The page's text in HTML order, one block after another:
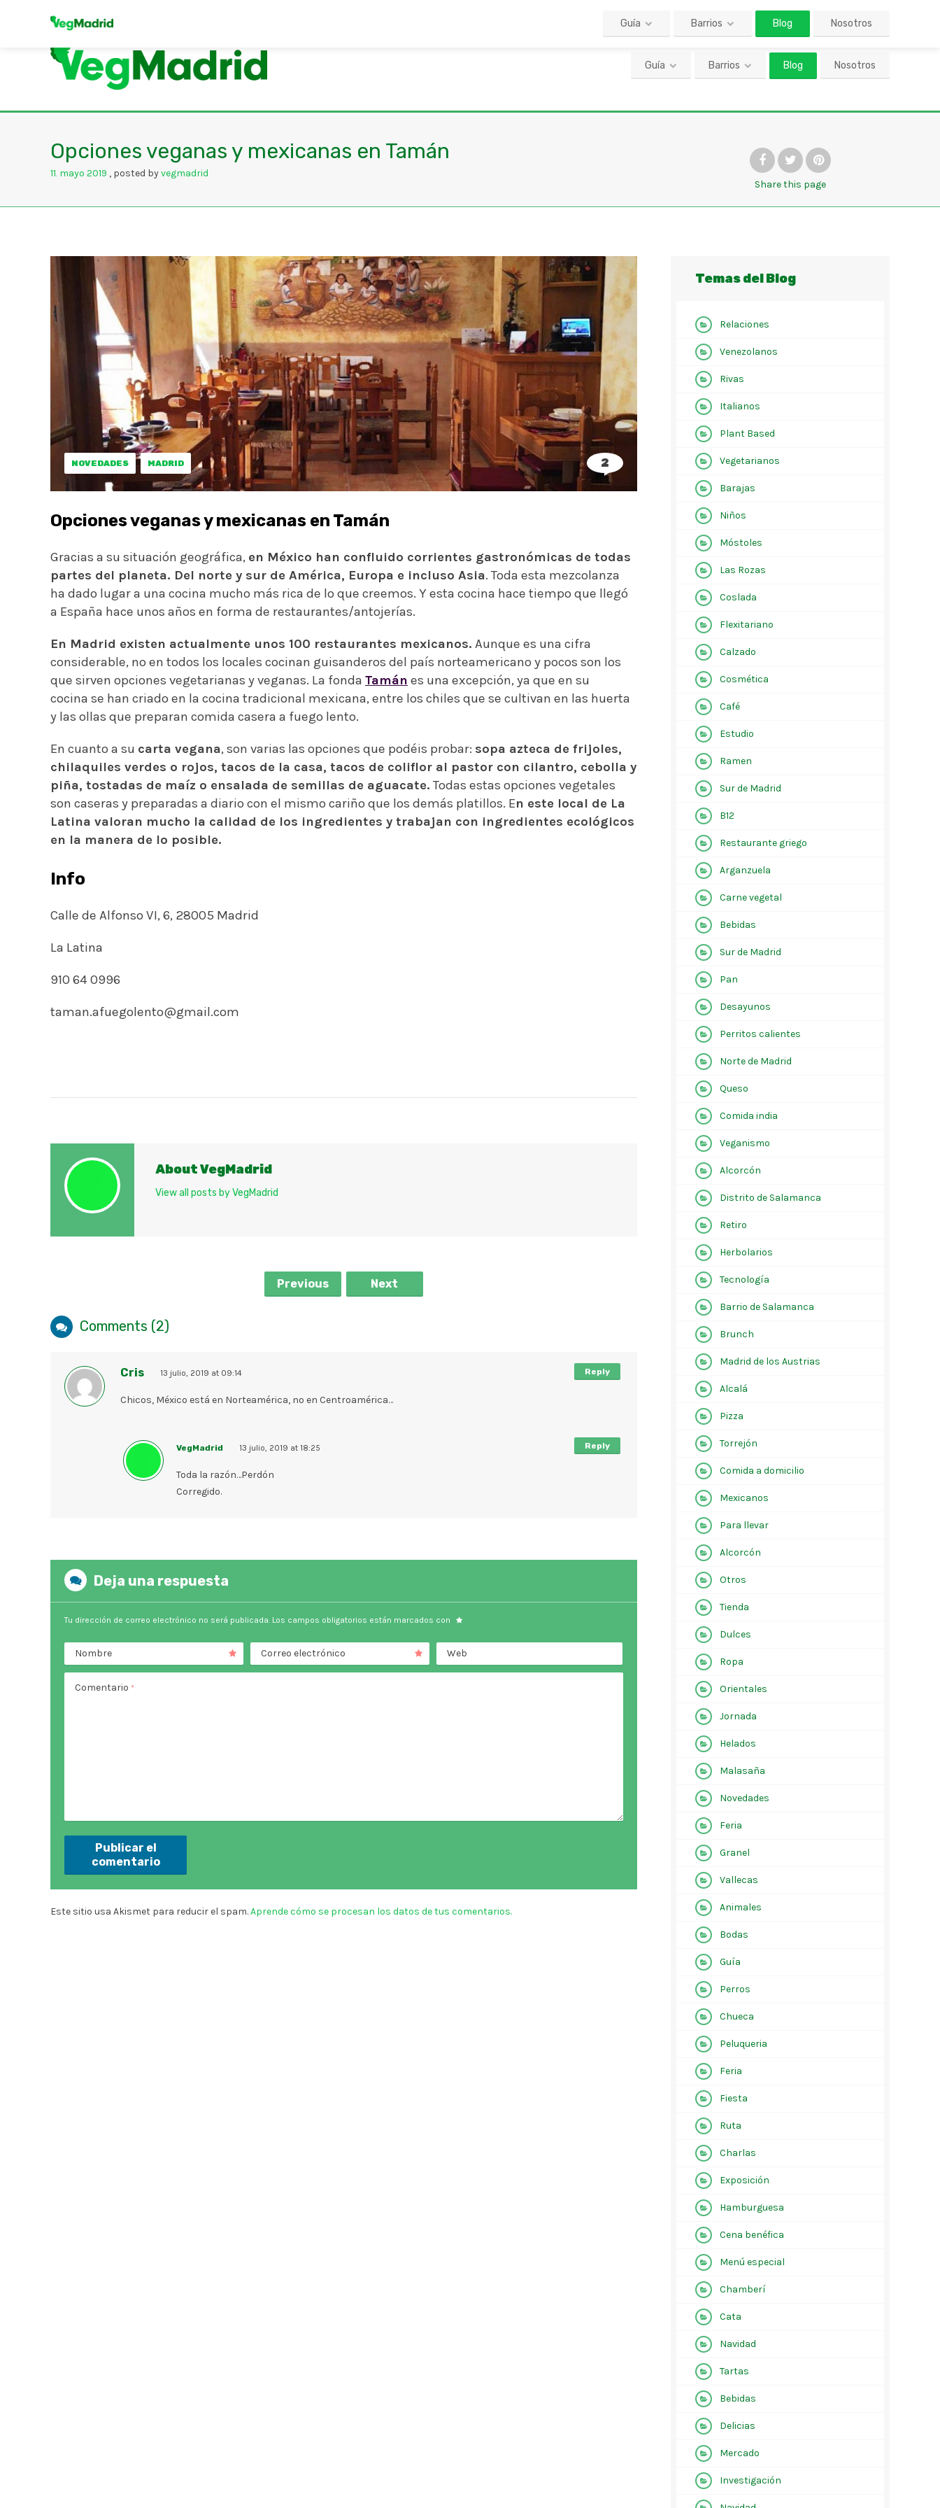
Guía Barrios Blog Nosotros
Opciones veganas y mexicanas en Tamán
11. mayo 2019 posted byvegmadrid
Share this page
NOVEDADES MADRID 2
Opciones veganas y mexicanas en Tamán
Gracias a su situación geográfica, en México han confluido corrientes gastronómicas de todas
partes del planeta. Del norte y sur de América, Europa e incluso Asia. Toda esta mezcolanza
ha dado lugar a una cocina mucho más rica de lo que creemos. Y esta cocina hace tiempo que llegó
a España hace unos años en forma de restaurantes/antojerías.
En Madrid existen actualmente unos 100 restaurantes mexicanos. Aunque es una cifra
considerable, no en todos los locales cocinan guisanderos del país norteamericano y pocos son los
que sirven opciones vegetarianas y veganas. La fonda Tamán es una excepción, ya que en su
cocina se han criado en la cocina tradicional mexicana, entre los chiles que se cultivan en las huerta
y las ollas que preparan comida casera a fuego lento.
En cuanto a su carta vegana, son varias las opciones que podéis probar: sopa azteca de frijoles,
chilaquiles verdes o rojos, tacos de la casa, tacos de coliflor al pastor con cilantro, cebolla y
piña, tostadas de maíz o ensalada de semillas de aguacate.Todas estas opciones vegetales
son caseras y preparadas a diario con el mismo cariño que los demás platillos. En este local de La
Latina valoran mucho la calidad de los ingredientes y trabajan con ingredientes ecológicos
en la manera de lo posible.
Info
Calle de Alfonso VI, 6, 28005 Madrid
La Latina
910 64 0996
taman.afuegolento@gmail.com
About VegMadrid
View all posts by VegMadrid
Previous Next
Comments (2)
Cris 13 julio, 2019 at 09:14 Reply
Chicos, México está en Norteamérica, no en Centroamérica…
VegMadrid 13 julio, 2019 at 18:25 Reply
Toda la razón…Perdón
Corregido.
Deja una respuesta
Tu dirección de correo electrónico no será publicada. Los campos obligatorios están marcados con
Nombre Correo electrónico Web
Comentario *
Este sitio usa Akismet para reducir el spam.Aprende cómo se procesan los datos de tus comentarios.
Temas del Blog
Relaciones
Venezolanos
Rivas
Italianos
Plant Based
Vegetarianos
Barajas
Niños
Móstoles
Las Rozas
Coslada
Flexitariano
Calzado
Cosmética
Café
Estudio
Ramen
Sur de Madrid
B12
Restaurante griego
Arganzuela
Carne vegetal
Bebidas
Sur de Madrid
Pan
Desayunos
Perritos calientes
Norte de Madrid
Queso
Comida india
Veganismo
Alcorcón
Distrito de Salamanca
Retiro
Herbolarios
Tecnología
Barrio de Salamanca
Brunch
Madrid de los Austrias
Alcalá
Pizza
Torrejón
Comida a domicilio
Mexicanos
Para llevar
Alcorcón
Otros
Tienda
Dulces
Ropa
Orientales
Jornada
Helados
Malasaña
Novedades
Feria
Granel
Vallecas
Animales
Bodas
Guía
Perros
Chueca
Peluqueria
Feria
Fiesta
Ruta
Charlas
Exposición
Hamburguesa
Cena benéfica
Menú especial
Chamberí
Cata
Navidad
Tartas
Bebidas
Delicias
Mercado
Investigación